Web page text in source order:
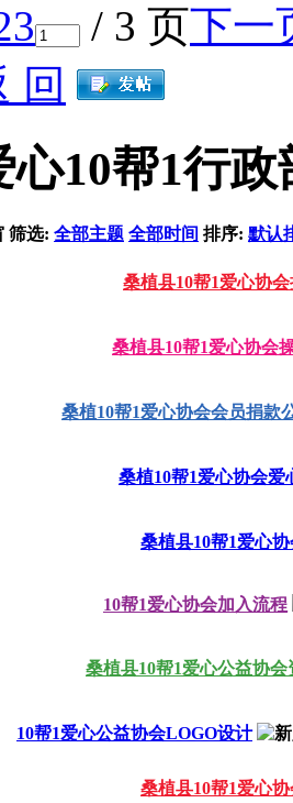
感谢世纪风为10帮1
泥公司长沙分公司
特生物科技有限公司
李佳红为10帮1爱心
谢沉默为10帮1爱心
桑植县民政局为10
感谢钟高平为10帮1
植环美苗圃覃遵银为
3 / 3 页下一
回
心10帮1行政
筛选: 全部主题 全部时间 排序: 默认
桑植县10帮1爱心协
桑植县10帮1爱心协会
桑植10帮1爱心协会会员捐款
桑植10帮1爱心协会爱
桑植县10帮1爱心
10帮1爱心协会加入流程
桑植县10帮1爱心公益协
10帮1爱心公益协会LOGO设计
桑植县10帮1爱心